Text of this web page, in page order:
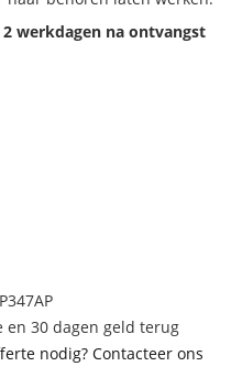
werkdagen na ontvangst
en 30 dagen geld terug
nodig? Contacteer ons